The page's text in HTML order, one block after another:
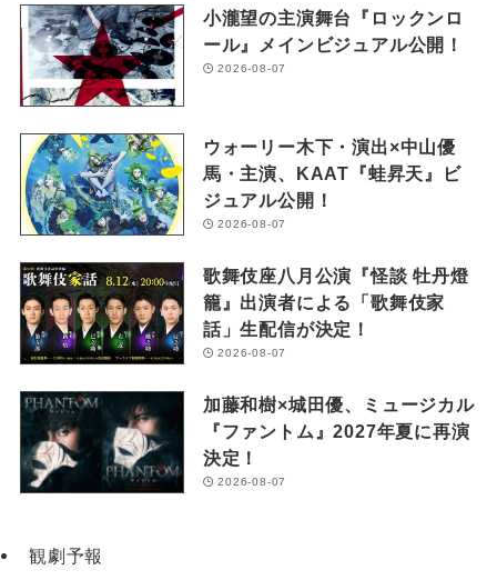
小瀧望の主演舞台『ロックンロ
ール』メインビジュアル公開！
2026-08-07
ウォーリー木下・演出×中山優
馬・主演、KAAT『蛙昇天』ビ
ジュアル公開！
2026-08-07
歌舞伎座八月公演『怪談 牡丹燈
籠』出演者による「歌舞伎家
話」生配信が決定！
2026-08-07
加藤和樹×城田優、ミュージカル
『ファントム』2027年夏に再演
決定！
2026-08-07
観劇予報